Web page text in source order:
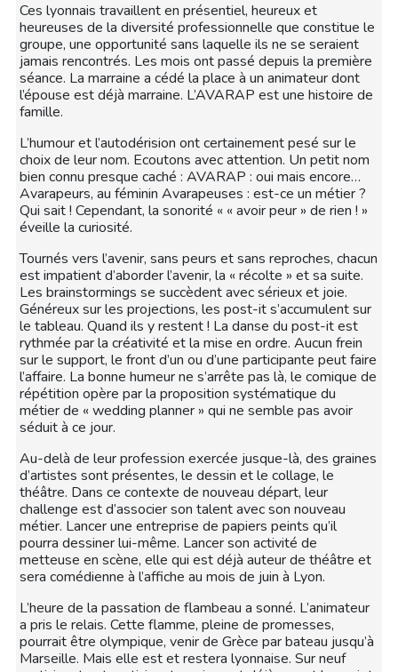
Ces lyonnais travaillent en présentiel, heureux et
heureuses de la diversité professionnelle que constitue le
groupe, une opportunité sans laquelle ils ne se seraient
jamais rencontrés. Les mois ont passé depuis la première
séance. La marraine a cédé la place à un animateur dont
l’épouse est déjà marraine. L’AVARAP est une histoire de
famille.
L’humour et l’autodérision ont certainement pesé sur le
choix de leur nom. Ecoutons avec attention. Un petit nom
bien connu presque caché : AVARAP : oui mais encore…
Avarapeurs, au féminin Avarapeuses : est-ce un métier ?
Qui sait ! Cependant, la sonorité « « avoir peur » de rien ! »
éveille la curiosité.
Tournés vers l’avenir, sans peurs et sans reproches, chacun
est impatient d’aborder l’avenir, la « récolte » et sa suite.
Les brainstormings se succèdent avec sérieux et joie.
Généreux sur les projections, les post-it s’accumulent sur
le tableau. Quand ils y restent ! La danse du post-it est
rythmée par la créativité et la mise en ordre. Aucun frein
sur le support, le front d’un ou d’une participante peut faire
l’affaire. La bonne humeur ne s’arrête pas là, le comique de
répétition opère par la proposition systématique du
métier de « wedding planner » qui ne semble pas avoir
séduit à ce jour.
Au-delà de leur profession exercée jusque-là, des graines
d’artistes sont présentes, le dessin et le collage, le
théâtre. Dans ce contexte de nouveau départ, leur
challenge est d’associer son talent avec son nouveau
métier. Lancer une entreprise de papiers peints qu’il
pourra dessiner lui-même. Lancer son activité de
metteuse en scène, elle qui est déjà auteur de théâtre et
sera comédienne à l’affiche au mois de juin à Lyon.
L’heure de la passation de flambeau a sonné. L’animateur
a pris le relais. Cette flamme, pleine de promesses,
pourrait être olympique, venir de Grèce par bateau jusqu’à
Marseille. Mais elle est et restera lyonnaise. Sur neuf